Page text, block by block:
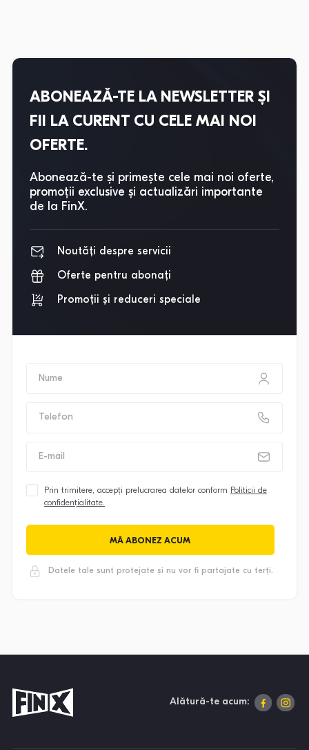
ABONEAZĂ-TE LA NEWSLETTER ȘI
FII LA CURENT CU CELE MAI NOI
OFERTE.
Abonează-te și primește cele mai noi oferte,
promoții exclusive și actualizări importante
de la FinX.
Noutăți despre servicii
Oferte pentru abonați
Promoții și reduceri speciale
Prin trimitere, accepți prelucrarea datelor conform Politicii de
confidențialitate.
MĂ ABONEZ ACUM
Datele tale sunt protejate și nu vor fi partajate cu terți.
Alătură-te acum: